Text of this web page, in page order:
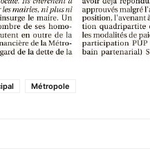
Métropole